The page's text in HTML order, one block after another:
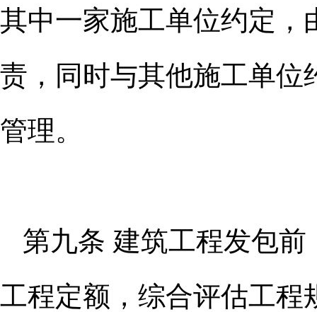
其中一家施工单位约定，
责，同时与其他施工单位
管理。
第九条 建筑工程发包
工程定额，综合评估工程